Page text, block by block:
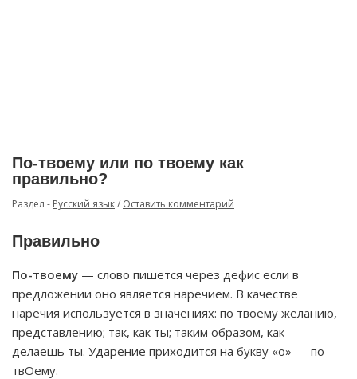
По-твоему или по твоему как
правильно?
Раздел - Русский язык/ Оставить комментарий
Правильно
По-твоему — слово пишется через дефис если в
предложении оно является наречием. В качестве
наречия используется в значениях: по твоему желанию,
представлению; так, как ты; таким образом, как
делаешь ты. Ударение приходится на букву «о» — по-
твОему.